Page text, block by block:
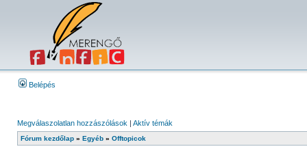
Belépés
Megválaszolatlan hozzászólások | Aktív témák
Fórum kezdőlap » Egyéb » Offtopicok